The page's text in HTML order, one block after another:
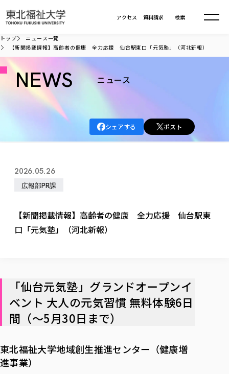
資料請求
アクセス 検索
大学について
建学の精神・教育の理念
学長室の窓
各種方針
大学の歩み
学則
校歌の歴史
教職員募集
役員・評議員一覧
キャンパス案内
大学の取り組み
大学の取り組み
社会連携・研究
カリキュラム編成ガイドライン
研究活動における不正行為の防止等に関する対応
大学広報誌「TFU Newsletter 東北福祉大学通信」
初年次教育（リエゾンゼミⅠ）について
お役立ち情報（リンク集）
放射線モニタリング測定結果（国見キャンパス）
情報公開
寄附行為
事業計画／財務・事業報告
大学評価
IR情報
教職課程における情報の公表
学部・学科等設置計画履行状況報告書
学部・大学院
学部・大学院TOP
総合福祉学部
社会福祉学科
福祉行政学科
共生まちづくり学部
共生まちづくり学科
教育学部
健康科学部
リハビリテーション学科
医療経営管理学科
情報福祉マネジメント学科
仏教専修科
大学院
通信教育部
入学試験
デジタルパンフ
就職状況
東北福祉大学のキャリアサポート
進路・就職支援
東北福祉大学のキャリア教育
採用ご担当者様へ
採用ご担当者様へ
求人の受付について
単独学内説明会のご案内
在学生の方
資格取得報奨制度について
卒業生の方
卒業生の方
課外活動
課外活動 TOP
大学指定団体紹介
国際交流
交換留学生 Exchange students
海外留学・研修
Prospective Students
社会連携・研究 TOP
東北福祉大学の研究活動
東北福祉大学の研究紹介
共同研究等をご検討の皆様へ
東北福祉大学の紀要・リポジトリ
産学・産学官連携
生涯教育・キャリア教育
生涯教育・キャリア教育TOP
生涯学習・社会人講座
関連法人
取材について
トップ
ニュース一覧
【新聞掲載情報】高齢者の健康 全力応援 仙台駅東口「元気塾」（河北新報）
NEWS ニュース
シェアする ポスト
2026.05.26
広報部PR課
【新聞掲載情報】高齢者の健康 全力応援 仙台駅東
口「元気塾」（河北新報）
「仙台元気塾」グランドオープンイ
ベント 大人の元気習慣 無料体験6日
間（～5月30日まで）
東北福祉大学地域創生推進センター（健康増
進事業）